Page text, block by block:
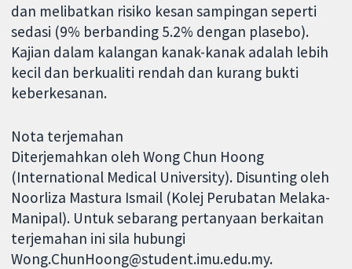
dan melibatkan risiko kesan sampingan seperti
sedasi (9% berbanding 5.2% dengan plasebo).
Kajian dalam kalangan kanak-kanak adalah lebih
kecil dan berkualiti rendah dan kurang bukti
keberkesanan.
Nota terjemahan
Diterjemahkan oleh Wong Chun Hoong
(International Medical University). Disunting oleh
Noorliza Mastura Ismail (Kolej Perubatan Melaka-
Manipal). Untuk sebarang pertanyaan berkaitan
terjemahan ini sila hubungi
Wong.ChunHoong@student.imu.edu.my.